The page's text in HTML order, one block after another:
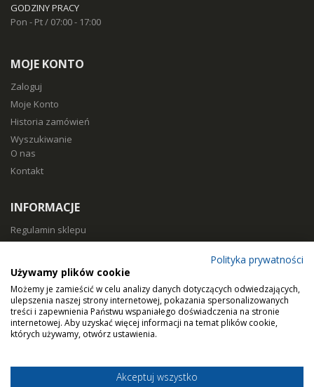
GODZINY PRACY
Pon - Pt / 07:00 - 17:00
MOJE KONTO
Zaloguj
Moje Konto
Historia zamówień
Wyszukiwanie
O nas
Kontakt
INFORMACJE
Regulamin sklepu
Koszty i czas dostawy
Zwroty i reklamacje
Klasy filtracji
Dobierz filtry
Polityka prywatności
Używamy plików cookie
Możemy je zamieścić w celu analizy danych dotyczących odwiedzających,
ulepszenia naszej strony internetowej, pokazania spersonalizowanych
treści i zapewnienia Państwu wspaniałego doświadczenia na stronie
internetowej. Aby uzyskać więcej informacji na temat plików cookie,
których używamy, otwórz ustawienia.
Akceptuj wszystko